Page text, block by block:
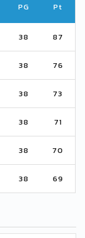
PG Pt
38 87
38 76
38 73
38 71
38 70
38 69